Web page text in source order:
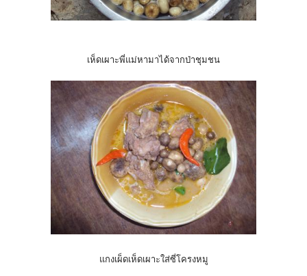
เห็ดเผาะพี่แม่หามาได้จากป่าชุมชน
แกงเผ็ดเห็ดเผาะใส่ซี่โครงหมู